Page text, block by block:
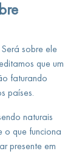
sobre ele
que um
faturando
países.
naturais
o que funciona
presente em